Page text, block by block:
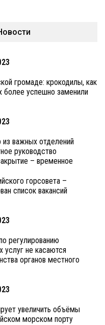
громаде: крокодилы, как
более успешно заменили
важных отделений
руководство
– временное
горсовета –
список вакансий
регулированию
услуг не касаются
органов местного
увеличить объёмы
морском порту